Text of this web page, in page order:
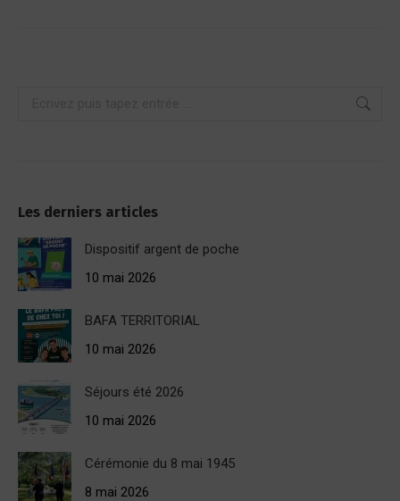
Les derniers articles
Dispositif argent de poche
10 mai 2026
BAFA TERRITORIAL
10 mai 2026
Séjours été 2026
10 mai 2026
Cérémonie du 8 mai 1945
8 mai 2026